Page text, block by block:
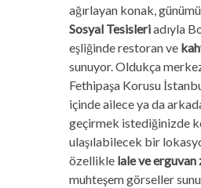
ağırlayan konak,
Sosyal Tesisleriadıyla
eşliğinde restoran ve
sunuyor. Oldukça
Fethipaşa Korusu
içinde ailece ya da
geçirmek istediğinizde
ulaşılabilecek bir
özelliklelale ve erguvan
muhteşem görseller